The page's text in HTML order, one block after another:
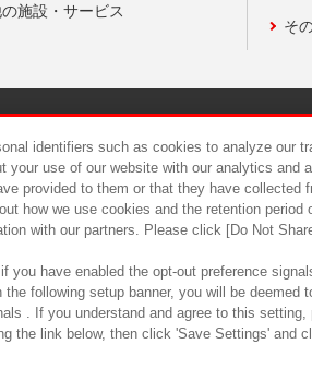
施設・サービス
そ
食品のご
identifiers such as cookies to analyze our
your use of our website with our analytics and
provided to them or that they have
how we use cookies and the retention
with our partners. Please click [Do Not
you have enabled the opt-out preference
the following setup banner, you will be
. If you understand and agree to this
the link below, then click 'Save Settings' and